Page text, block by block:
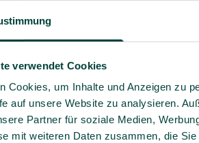
verwendet Cookies
Cookies, um Inhalte und Anzeigen zu
auf unsere Website zu analysieren.
Partner für soziale Medien,
mit weiteren Daten zusammen, die